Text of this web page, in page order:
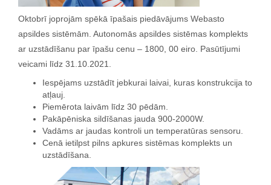
Oktobrī joprojām spēkā īpašais piedāvājums Webasto
apsildes sistēmām. Autonomās apsildes sistēmas komplekts
ar uzstādīšanu par īpašu cenu – 1800, 00 eiro. Pasūtījumi
veicami līdz 31.10.2021.
Iespējams uzstādīt jebkurai laivai, kuras konstrukcija to
atļauj.
Piemērota laivām līdz 30 pēdām.
Pakāpēniska sildīšanas jauda 900-2000W.
Vadāms ar jaudas kontroli un temperatūras sensoru.
Cenā ietilpst pilns apkures sistēmas komplekts un
uzstādīšana.